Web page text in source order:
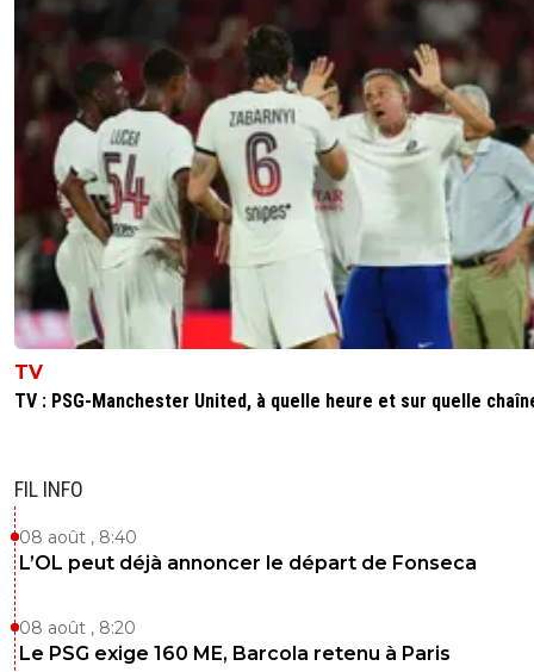
TV
TV : PSG-Manchester United, à quelle heure et sur quelle
FIL INFO
08 août , 8:40
L’OL peut déjà annoncer le départ de Fonseca
08 août , 8:20
Le PSG exige 160 ME, Barcola retenu à Paris